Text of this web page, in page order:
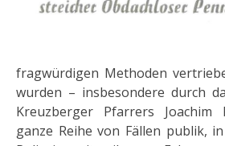
fragwürdigen Methoden
wur­den – insbesondere durch
Kreuzberger Pfarrers Joa­chim
ganze Reihe von Fällen publik,